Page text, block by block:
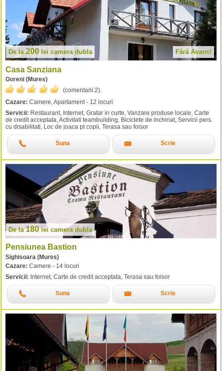
De la 200 lei camera dubla Fără Avans!
Casa Sanziana
Goreni (Mures)
(comentarii:2).
Cazare: Camere, Apartament - 12 locuri
Servicii: Restaurant, Internet, Gratar in curte, Vanzare produse locale, Carte
de credit acceptata, Activitati teambuilding, Biciclete de inchiriat, Servicii pers.
cu disabilitati, Loc de joaca pt copii, Terasa sau foisor
Suna Scrie
De la180lei camera dubla
Pensiunea Bastion
Sighisoara (Mures)
Cazare: Camere - 14 locuri
Servicii: Internet, Carte de credit acceptata, Terasa sau foisor
Suna Scrie